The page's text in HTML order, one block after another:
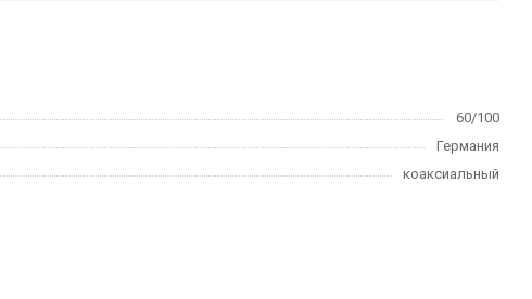
60/100
Германия
коаксиальный